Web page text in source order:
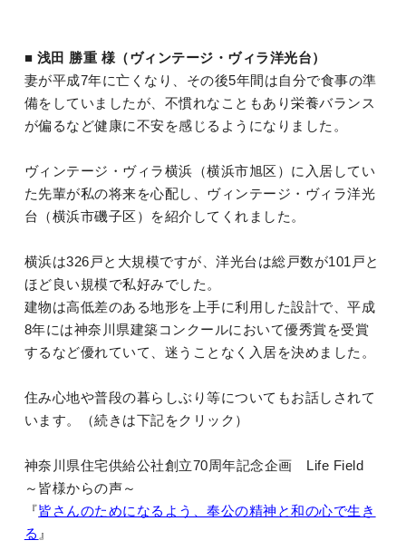
■ 浅田 勝重 様（ヴィンテージ・ヴィラ洋光台）
妻が平成7年に亡くなり、その後5年間は自分で食事の準
備をしていましたが、不慣れなこともあり栄養バランス
が偏るなど健康に不安を感じるようになりました。
ヴィンテージ・ヴィラ横浜（横浜市旭区）に入居してい
た先輩が私の将来を心配し、ヴィンテージ・ヴィラ洋光
台（横浜市磯子区）を紹介してくれました。
横浜は326戸と大規模ですが、洋光台は総戸数が101戸と
ほど良い規模で私好みでした。
建物は高低差のある地形を上手に利用した設計で、平成
8年には神奈川県建築コンクールにおいて優秀賞を受賞
するなど優れていて、迷うことなく入居を決めました。
住み心地や普段の暮らしぶり等についてもお話しされて
います。（続きは下記をクリック）
神奈川県住宅供給公社創立70周年記念企画 Life Field
～皆様からの声～
『皆さんのためになるよう、奉公の精神と和の心で生き
る 』